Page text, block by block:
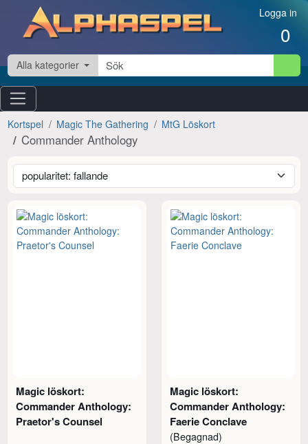
Hoppa till innehåll Logga in
0
Alla kategorier
Kortspel Magic The Gathering MtG Löskort
Commander Anthology
Magic löskort:
Commander Anthology:
Praetor's Counsel
Magic löskort:
Commander Anthology:
Faerie Conclave
(Begagnad)